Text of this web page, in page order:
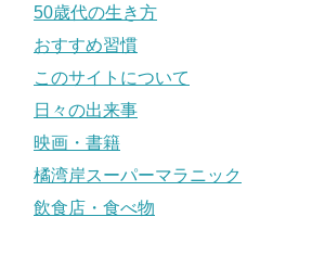
50歳代の生き方
おすすめ習慣
このサイトについて
日々の出来事
映画・書籍
橘湾岸スーパーマラニック
飲食店・食べ物